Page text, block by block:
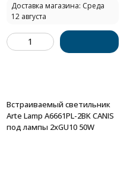
Доставка магазина: Среда
12 августа
Встраиваемый светильник
Arte Lamp A6661PL-2BK CANIS
под лампы 2xGU10 50W